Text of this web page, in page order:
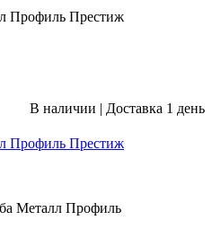
Профиль Престиж
В наличии | Доставка 1 день
Профиль Престиж
Металл Профиль